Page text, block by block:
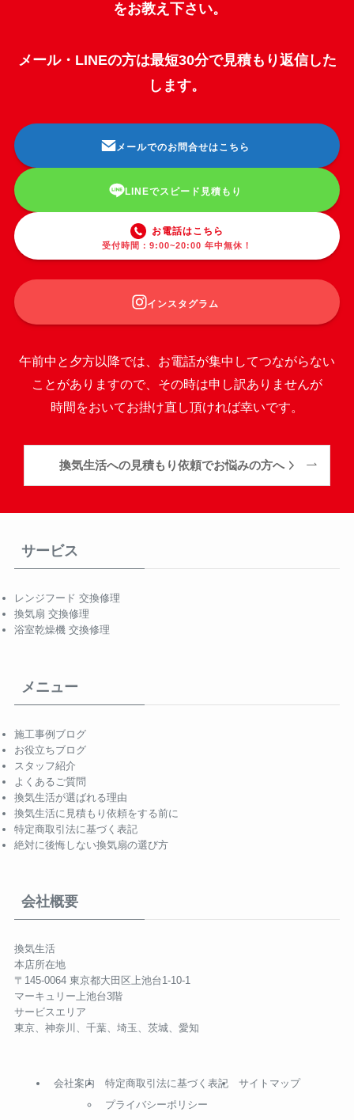
をお教え下さい。
メール・LINEの方は最短30分で見積もり返信した
します。
メールでのお問合せはこちら
LINEでスピード見積もり
お電話はこちら
受付時間：9:00~20:00 年中無休！
インスタグラム
午前中と夕方以降では、お電話が集中してつながらない
ことがありますので、その時は申し訳ありませんが
時間をおいてお掛け直し頂ければ幸いです。
換気生活への見積もり依頼でお悩みの方へ
サービス
レンジフード 交換修理
換気扇 交換修理
浴室乾燥機 交換修理
メニュー
施工事例ブログ
お役立ちブログ
スタッフ紹介
よくあるご質問
換気生活が選ばれる理由
換気生活に見積もり依頼をする前に
特定商取引法に基づく表記
絶対に後悔しない換気扇の選び方
会社概要
換気生活
本店所在地
〒145-0064 東京都大田区上池台1-10-1
マーキュリー上池台3階
サービスエリア
東京、神奈川、千葉、埼玉、茨城、愛知
会社案内
特定商取引法に基づく表記
プライバシーポリシー
サイトマップ